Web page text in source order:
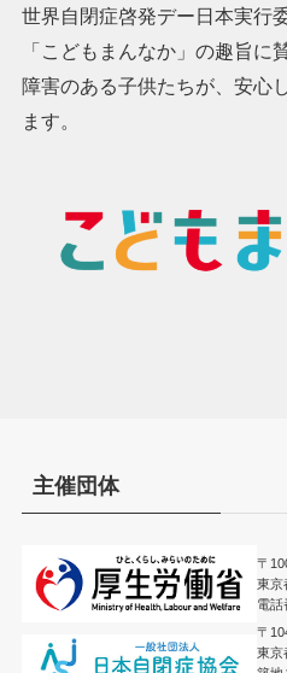
世界自閉症啓発デー日本実行
「こどもまんなか」の趣旨に
障害のある子供たちが、安心
ます。
主催団体
〒
東京
電
〒
東京